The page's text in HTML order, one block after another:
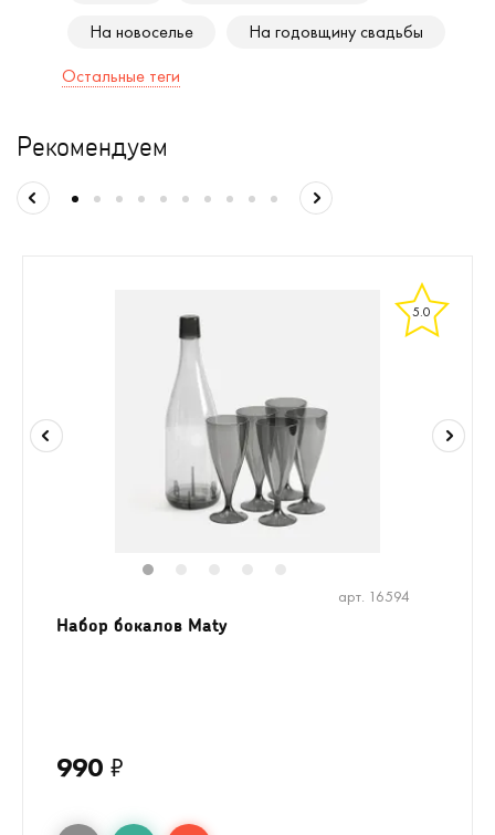
На новоселье
На годовщину свадьбы
Остальные теги
Рекомендуем
5.0
арт. 16594
Набор бокалов Maty
990 ₽